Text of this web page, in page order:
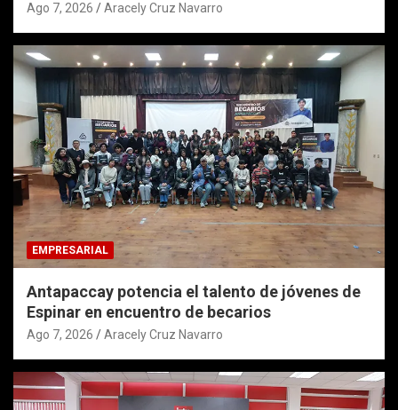
Ago 7, 2026 Aracely Cruz Navarro
EMPRESARIAL
Antapaccay potencia el talento de jóvenes de
Espinar en encuentro de becarios
Ago 7, 2026 Aracely Cruz Navarro